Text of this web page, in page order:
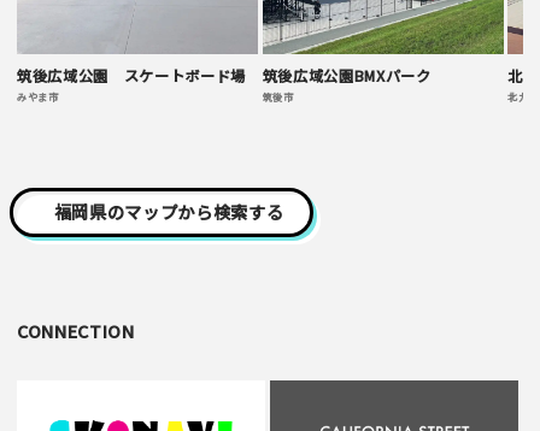
筑後広域公園 スケートボード場
みやま市
筑後広域公園BMXパーク
筑後市
北
北九
福岡県のマップから検索する
CONNECTION